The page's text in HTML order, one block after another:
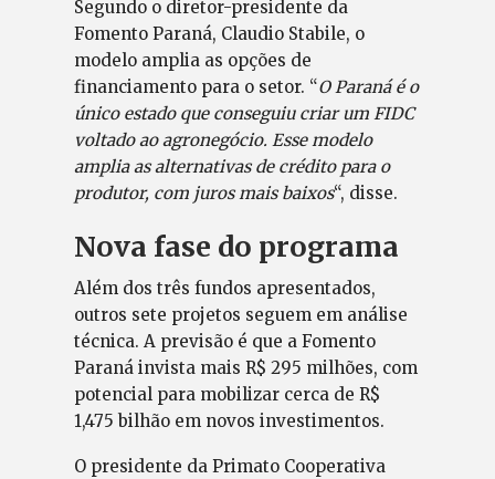
Segundo o diretor-presidente da
Fomento Paraná, Claudio Stabile, o
modelo amplia as opções de
financiamento para o setor. “O Paraná é o
único estado que conseguiu criar um FIDC
voltado ao agronegócio. Esse modelo
amplia as alternativas de crédito para o
produtor, com juros mais baixos“, disse.
Nova fase do programa
Além dos três fundos apresentados,
outros sete projetos seguem em análise
técnica. A previsão é que a Fomento
Paraná invista mais R$ 295 milhões, com
potencial para mobilizar cerca de R$
1,475 bilhão em novos investimentos.
O presidente da Primato Cooperativa